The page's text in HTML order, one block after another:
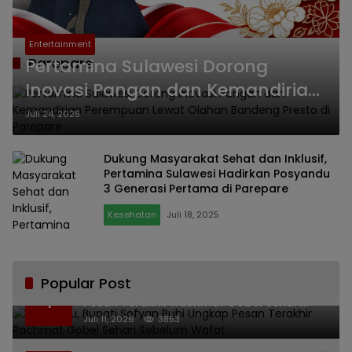
Parepare
Entertainment
Pertamina Sulawesi Dorong
Inovasi Pangan dan Kemandirian
Perempuan Lewat Olahan
Bandeng Presto di Parepare
Juli 24, 2025
Dukung Masyarakat Sehat dan Inklusif,
Pertamina Sulawesi Hadirkan Posyandu
3 Generasi Pertama di Parepare
Kesehatan Juli 18, 2025
Popular Post
1
Bikin Haru, Bupati Sofyan Puhi Ungkap
Pesan Terakhir Rachmat Gobel Sehari
Sebelum Wafat
Juli 11, 2026 3853